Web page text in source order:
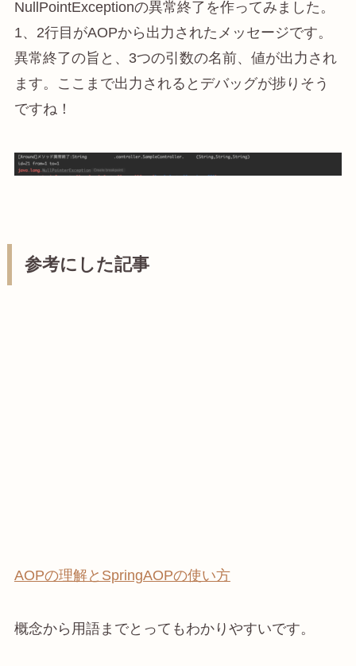
NullPointExceptionの異常終了を作ってみました。
1、2行目がAOPから出力されたメッセージです。
異常終了の旨と、3つの引数の名前、値が出力され
ます。ここまで出力されるとデバッグが捗りそう
ですね！
参考にした記事
AOPの理解とSpringAOPの使い方
概念から用語までとってもわかりやすいです。